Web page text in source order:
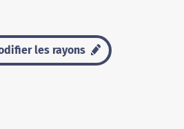
les rayons